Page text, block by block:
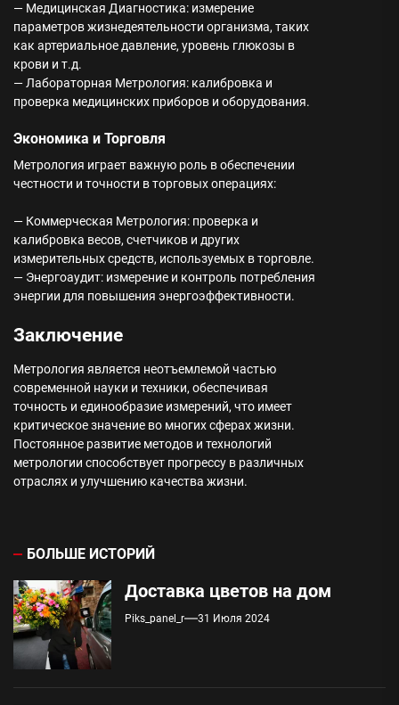
— Медицинская Диагностика: измерение
параметров жизнедеятельности организма, таких
как артериальное давление, уровень глюкозы в
крови и т.д.
— Лабораторная Метрология: калибровка и
проверка медицинских приборов и оборудования.
Экономика и Торговля
Метрология играет важную роль в обеспечении
честности и точности в торговых операциях:
— Коммерческая Метрология: проверка и
калибровка весов, счетчиков и других
измерительных средств, используемых в торговле.
— Энергоаудит: измерение и контроль потребления
энергии для повышения энергоэффективности.
Заключение
Метрология является неотъемлемой частью
современной науки и техники, обеспечивая
точность и единообразие измерений, что имеет
критическое значение во многих сферах жизни.
Постоянное развитие методов и технологий
метрологии способствует прогрессу в различных
отраслях и улучшению качества жизни.
БОЛЬШЕ ИСТОРИЙ
Доставка цветов на дом
Piks_panel_r 31 Июля 2024